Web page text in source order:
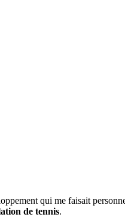
qui me faisait
de tennis.